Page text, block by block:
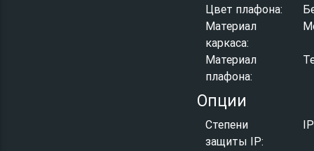
Цвет плафона:
Материал
каркаса:
Материал
плафона:
Опции
Степени
защиты IP: